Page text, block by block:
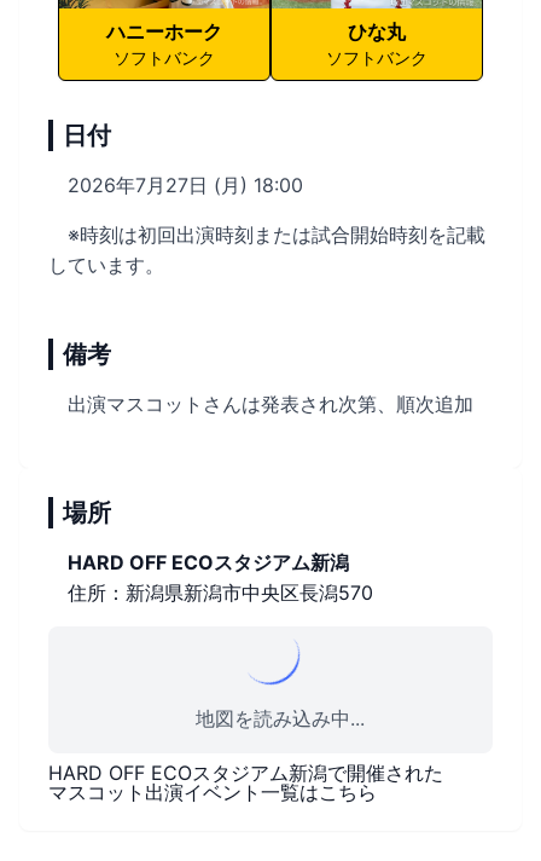
ハニーホーク
ソフトバンク
ひな丸
ソフトバンク
日付
2026年7月27日 (月) 18:00
※時刻は初回出演時刻または試合開始時刻を記載
しています。
備考
出演マスコットさんは発表され次第、順次追加
場所
HARD OFF ECOスタジアム新潟
住所：新潟県新潟市中央区長潟570
地図を読み込み中...
HARD OFF ECOスタジアム新潟で開催された
マスコット出演イベント一覧はこちら